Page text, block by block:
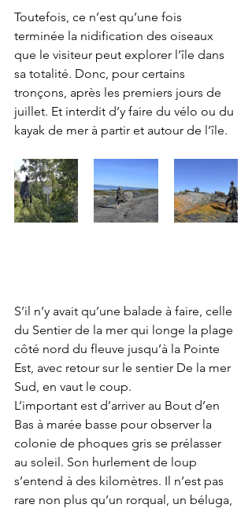
Toutefois, ce n’est qu’une fois
terminée la nidification des oiseaux
que le visiteur peut explorer l’île dans
sa totalité. Donc, pour certains
tronçons, après les premiers jours de
juillet. Et interdit d’y faire du vélo ou du
kayak de mer à partir et autour de l’île.
S’il n’y avait qu’une balade à faire, celle
du Sentier de la mer qui longe la plage
côté nord du fleuve jusqu’à la Pointe
Est, avec retour sur le sentier De la mer
Sud, en vaut le coup.
L’important est d’arriver au Bout d’en
Bas à marée basse pour observer la
colonie de phoques gris se prélasser
au soleil. Son hurlement de loup
s’entend à des kilomètres. Il n’est pas
rare non plus qu’un rorqual, un béluga,